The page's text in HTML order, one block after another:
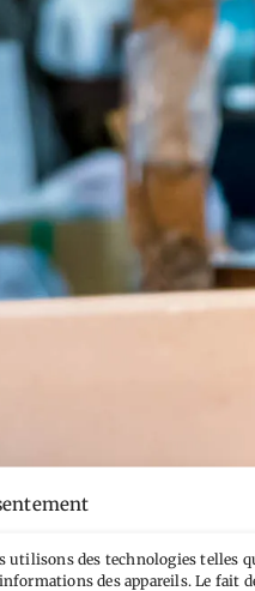
utilisons des technologies telles
des appareils. Le fait